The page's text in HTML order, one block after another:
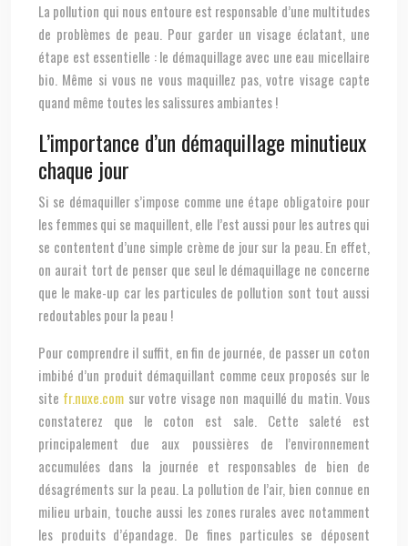
La pollution qui nous entoure est responsable d’une multitudes
de problèmes de peau. Pour garder un visage éclatant, une
étape est essentielle : le démaquillage avec une eau micellaire
bio. Même si vous ne vous maquillez pas, votre visage capte
quand même toutes les salissures ambiantes !
L’importance d’un démaquillage minutieux
chaque jour
Si se démaquiller s’impose comme une étape obligatoire pour
les femmes qui se maquillent, elle l’est aussi pour les autres qui
se contentent d’une simple crème de jour sur la peau. En effet,
on aurait tort de penser que seul le démaquillage ne concerne
que le make-up car les particules de pollution sont tout aussi
redoutables pour la peau !
Pour comprendre il suffit, en fin de journée, de passer un coton
imbibé d’un produit démaquillant comme ceux proposés sur le
site fr.nuxe.com sur votre visage non maquillé du matin. Vous
constaterez que le coton est sale. Cette saleté est
principalement due aux poussières de l’environnement
accumulées dans la journée et responsables de bien de
désagréments sur la peau. La pollution de l’air, bien connue en
milieu urbain, touche aussi les zones rurales avec notamment
les produits d’épandage. De fines particules se déposent